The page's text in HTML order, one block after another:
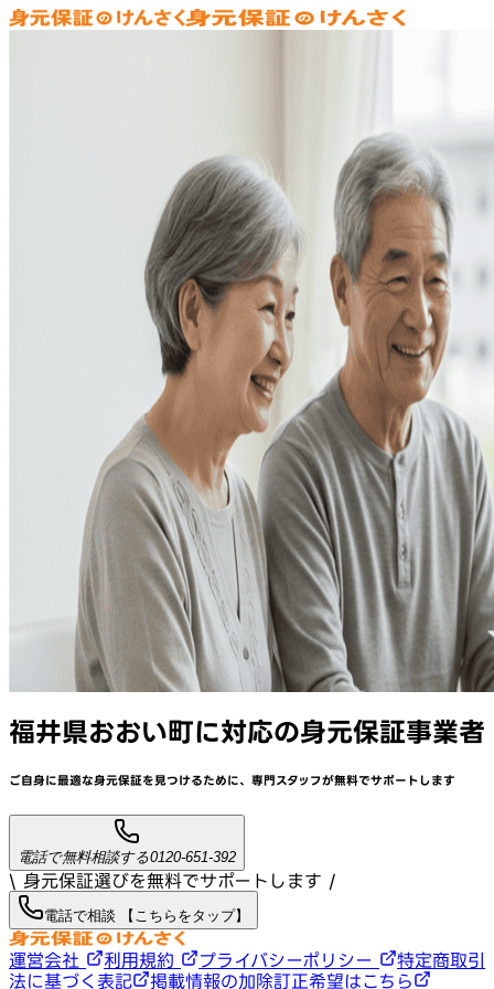
福井県おおい町に対応の身元保証事業者
ご自身に最適な身元保証を見つけるために、 専門スタッフが無料でサポートします
電話で無料相談する0120-651-392
\ 身元保証選びを無料でサポートします /
電話で相談 【こちらをタップ】
運営会社 利用規約 プライバシーポリシー
特定商取引
法に基づく表記
掲載情報の加除訂正希望はこちら